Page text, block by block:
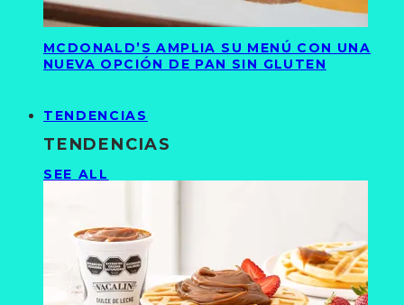
MCDONALD’S AMPLIA SU MENÚ CON UNA
NUEVA OPCIÓN DE PAN SIN GLUTEN
TENDENCIAS
TENDENCIAS
SEE ALL